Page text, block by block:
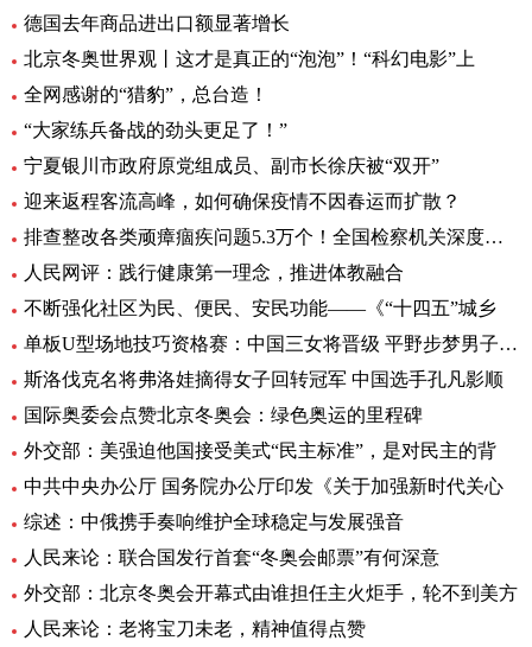
德国去年商品进出口额显著增长
北京冬奥世界观丨这才是真正的“泡泡”！“科幻电影”上
全网感谢的“猎豹”，总台造！
“大家练兵备战的劲头更足了！”
宁夏银川市政府原党组成员、副市长徐庆被“双开”
迎来返程客流高峰，如何确保疫情不因春运而扩散？
排查整改各类顽瘴痼疾问题5.3万个！全国检察机关深度推进
人民网评：践行健康第一理念，推进体教融合
不断强化社区为民、便民、安民功能——《“十四五”城乡
单板U型场地技巧资格赛：中国三女将晋级 平野步梦男子头名
斯洛伐克名将弗洛娃摘得女子回转冠军 中国选手孔凡影顺
国际奥委会点赞北京冬奥会：绿色奥运的里程碑
外交部：美强迫他国接受美式“民主标准”，是对民主的背
中共中央办公厅 国务院办公厅印发《关于加强新时代关心
综述：中俄携手奏响维护全球稳定与发展强音
人民来论：联合国发行首套“冬奥会邮票”有何深意
外交部：北京冬奥会开幕式由谁担任主火炬手，轮不到美方
人民来论：老将宝刀未老，精神值得点赞